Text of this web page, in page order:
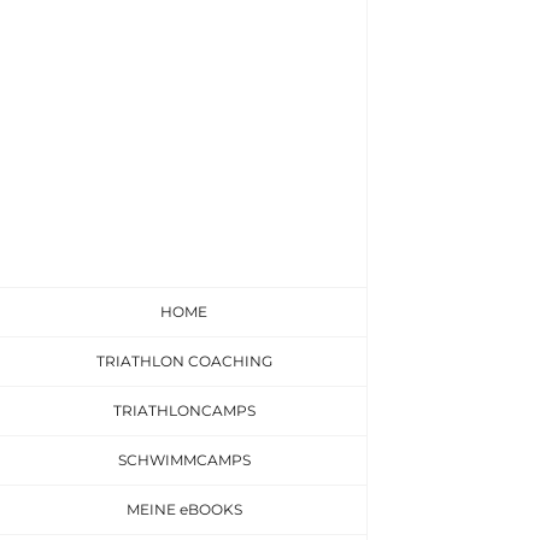
HOME
TRIATHLON COACHING
TRIATHLONCAMPS
SCHWIMMCAMPS
MEINE eBOOKS